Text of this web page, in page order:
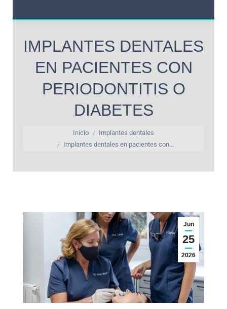
IMPLANTES DENTALES
EN PACIENTES CON
PERIODONTITIS O
DIABETES
Inicio
Implantes dentales
Implantes dentales en pacientes con…
Jun
25
2026